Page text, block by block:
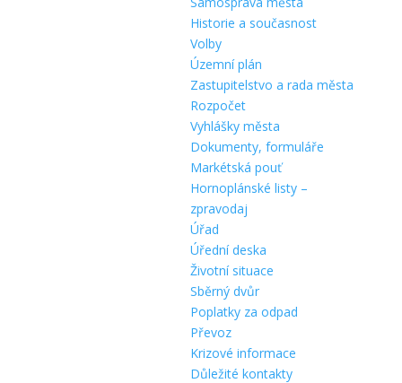
Historie a současnost
Volby
Územní plán
Zastupitelstvo a rada města
Rozpočet
Vyhlášky města
Dokumenty, formuláře
Markétská pouť
Hornoplánské listy –
zpravodaj
Úřad
Úřední deska
Životní situace
Sběrný dvůr
Poplatky za odpad
Převoz
Krizové informace
Důležité kontakty